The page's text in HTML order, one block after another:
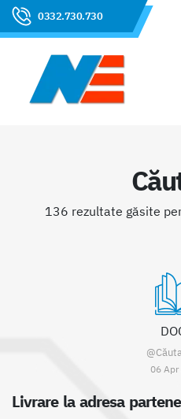
0332.730.730
136 rezultate găsite
06
Livrare la adresa